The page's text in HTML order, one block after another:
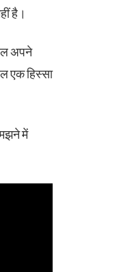
है।
अपने
एक हिस्सा
में